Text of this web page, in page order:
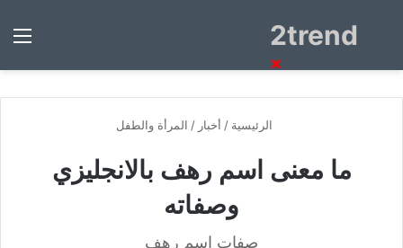
2trendبحث
الرئيسية / أخبار / المرأة والطفل
ما معنى اسم رهف بالانجليزي
وصفاته
صفات اسم رهف
×